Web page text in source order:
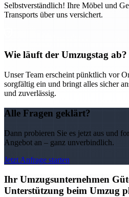
Selbstverständlich! Ihre Möbel und
Transports über uns versichert.
Wie läuft der Umzugstag ab?
Unser Team erscheint pünktlich vor
sorgfältig ein und bringt alles sicher
und zuverlässig.
Alle Fragen geklärt?
Dann probieren Sie es jetzt aus und
Angebot an – ganz unverbindlich.
Jetzt Anfrage starten
Ihr Umzugsunternehmen
Unterstützung beim Umzug